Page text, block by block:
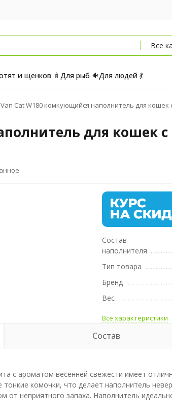
Все
и щенков 🍼 Для рыб 🐠Для людей 💃
Van Cat W180 комкующийся наполнитель для кошек
для кошек
Состав
наполнителя
Тип товара
Бренд
Вес
Все характеристики
Состав
с ароматом весенней свежести имеет
комочки, что делает наполнитель
неприятного запаха. Наполнитель